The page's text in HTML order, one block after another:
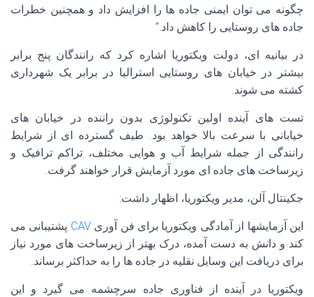
چگونه می توان ایمنی جاده ها را افزایش داد و همچنین خطرات
جاده های روستایی را کاهش داد.”
در بیانیه ای، دولت ویکتوریا اشاره کرد که رانندگان پنج برابر
بیشتر در خیابان های روستایی استرالیا در برابر یک شهرداری
کشته می شوند.
تست های آینده اولین تکنولوژی بدون راننده در خیابان های
خیابانی با سرعت بالا خواهد بود. طیف گسترده ای از شرایط
رانندگی از جمله شرایط آب و هوایی مختلف، تراکم ترافیک و
زیرساخت های جاده ای مورد آزمایش قرار خواهند گرفت.
جکینتال آلن، مدیر ویکتوریا، اظهار داشت:
این آزمایشها از آمادگی ویکتوریا برای فن آوریCAV پشتیبانی می
کند و دانش به دست آمده، درک بهتر از زیرساخت های مورد نیاز
برای دریافت این وسایل نقلیه در جاده ها را به حداکثر برساند.
ویکتوریا در آینده از فناوری جاده سرچشمه می گیرد و این